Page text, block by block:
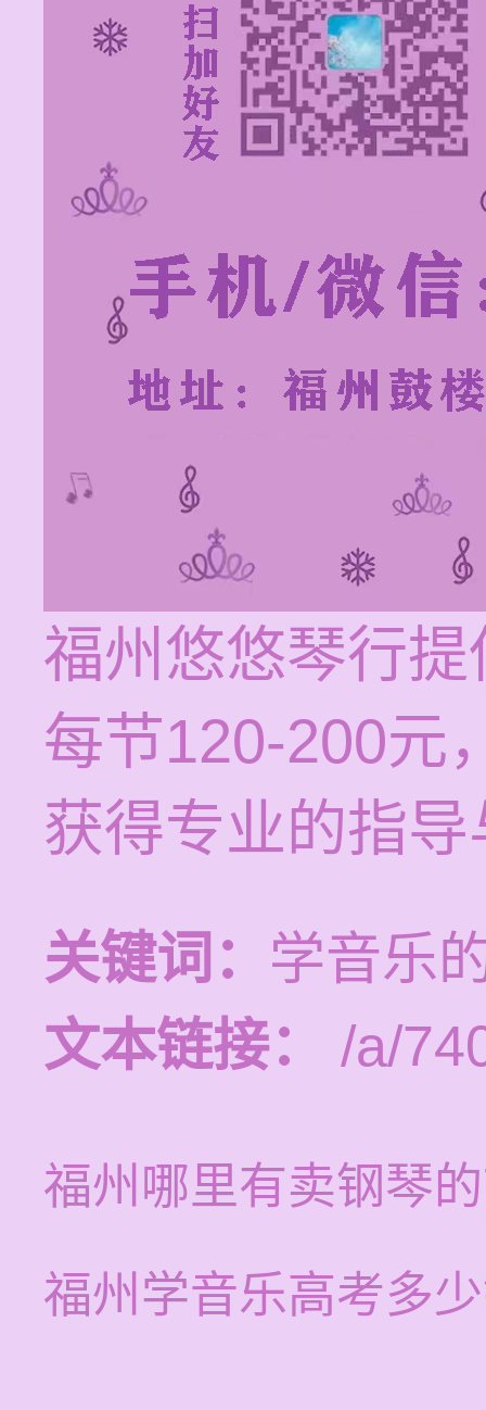
福州悠悠琴行
每节120-200元
获得专业的指
关键词： 学音乐
文本链接：
/a/
福州哪里有卖钢琴
福州学音乐高考多